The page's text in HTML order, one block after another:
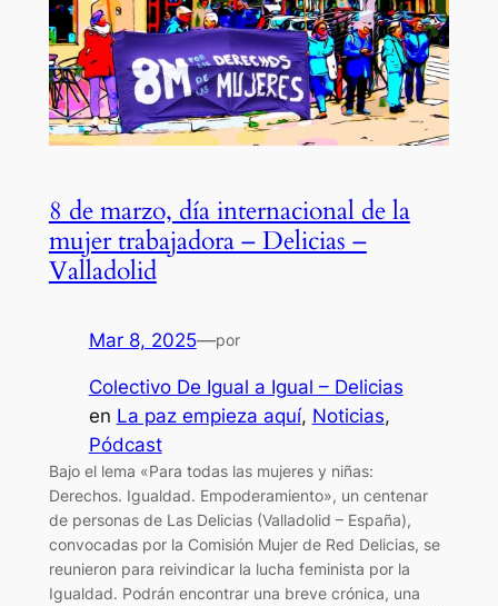
8 de marzo, día internacional de la
mujer trabajadora – Delicias –
Valladolid
Mar 8, 2025—por
Colectivo De Igual a Igual – Delicias
en La paz empieza aquí, Noticias
Pódcast
Bajo el lema «Para todas las mujeres y niñas:
Derechos. Igualdad. Empoderamiento», un centenar
de personas de Las Delicias (Valladolid – España),
convocadas por la Comisión Mujer de Red Delicias, se
reunieron para reivindicar la lucha feminista por la
Igualdad. Podrán encontrar una breve crónica, una